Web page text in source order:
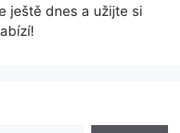
ještě dnes a užijte si